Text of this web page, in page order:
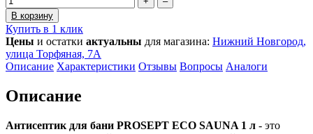
В корзину
Купить в 1 клик
Цены и остатки актуальны для магазина: Нижний Новгород,
улица Торфяная, 7А
Описание Характеристики Отзывы Вопросы Аналоги
Описание
Антисептик для бани PROSEPT ECO SAUNA 1 л - это